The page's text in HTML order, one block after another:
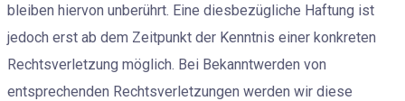
bleiben hiervon unberührt. Eine diesbezügliche Haftung ist
jedoch erst ab dem Zeitpunkt der Kenntnis einer konkreten
Rechtsverletzung möglich. Bei Bekanntwerden von
entsprechenden Rechtsverletzungen werden wir diese